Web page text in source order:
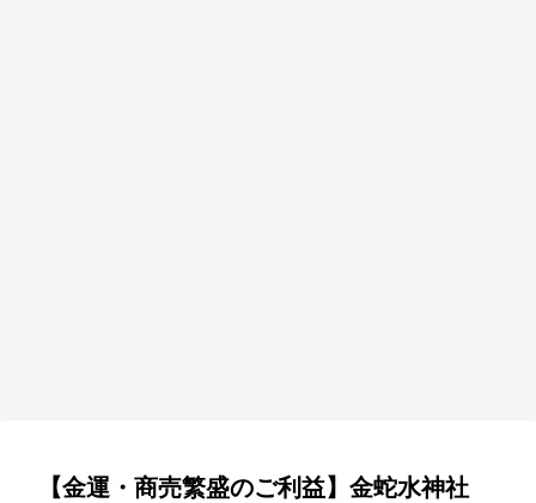
【金運・商売繁盛のご利益】金蛇水神社